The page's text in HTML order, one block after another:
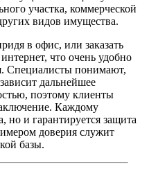
участка, коммерческой
видов имущества.
в офис, или заказать
что очень удобно
Специалисты понимают,
дальнейшее
поэтому клиенты
Каждому
но и гарантируется защита
доверия служит
базы.